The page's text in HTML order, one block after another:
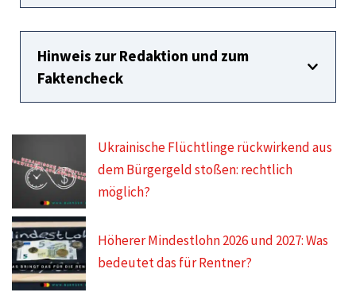
Hinweis zur Redaktion und zum
Faktencheck
Ukrainische Flüchtlinge rückwirkend aus
dem Bürgergeld stoßen: rechtlich
möglich?
Höherer Mindestlohn 2026 und 2027: Was
bedeutet das für Rentner?